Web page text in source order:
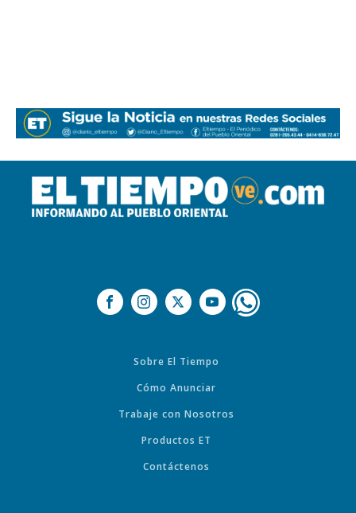
Sobre El Tiempo
Cómo Anunciar
Trabaje con Nosotros
Productos ET
Contáctenos